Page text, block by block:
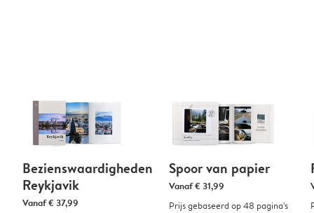
Bezienswaardigheden
Reykjavik
Vanaf€ 37,99
Spoor van papier
Vanaf€ 31,99
Prijs gebaseerd op 48 pagina's